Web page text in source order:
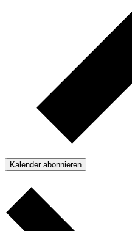
Kalender abonnieren